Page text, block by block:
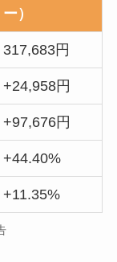
ー）
317,683円
+24,958円
+97,676円
+44.40%
+11.35%